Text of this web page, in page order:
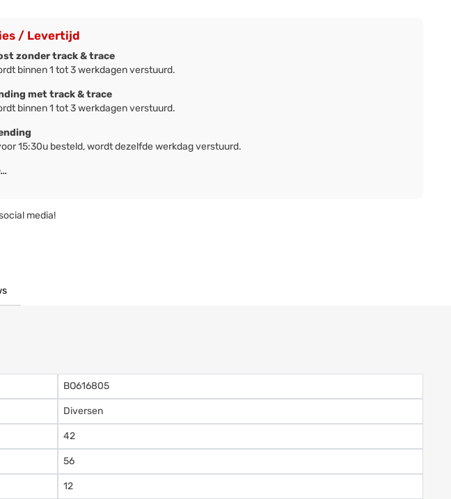
/ Levertijd
zonder track & trace
binnen 1 tot 3 werkdagen verstuurd.
met track & trace
binnen 1 tot 3 werkdagen verstuurd.
15:30u besteld, wordt dezelfde werkdag verstuurd.
media!
BO616805
Diversen
42
56
12